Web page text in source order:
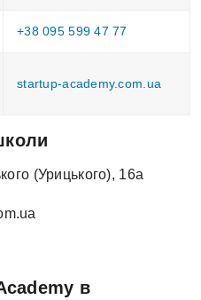
+38 095 599 47 77
startup-academy.com.ua
(Урицького), 16а
в